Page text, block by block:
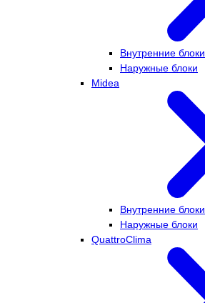
Внутренние блоки
Наружные блоки
Midea
Внутренние блоки
Наружные блоки
QuattroClima